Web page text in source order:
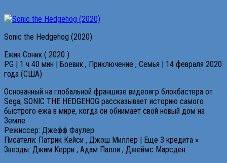
Sonic the Hedgehog (2020)
Ежик Соник ( 2020 )
PG | 1 ч 40 мин | Боевик , Приключение , Семья | 14 февраля 2020
года (США)
Основанный на глобальной франшизе видеоигр блокбастера от
Sega, SONIC THE HEDGEHOG рассказывает историю самого
быстрого ежа в мире, когда он обнимает свой новый дом на
Земле.
Режиссер: Джефф Фаулер
Писатели: Патрик Кейси , Джош Миллер | Еще 3 кредита »
Звезды: Джим Керри , Адам Палли , Джеймс Марсден